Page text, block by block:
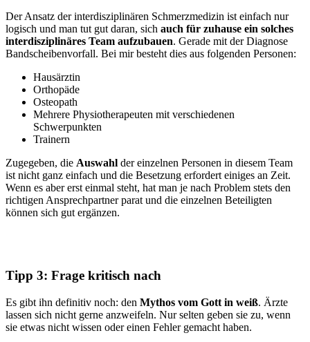
Der Ansatz der interdisziplinären Schmerzmedizin ist einfach nur
logisch und man tut gut daran, sich auch für zuhause ein solches
interdisziplinäres Team aufzubauen. Gerade mit der Diagnose
Bandscheibenvorfall. Bei mir besteht dies aus folgenden Personen:
Hausärztin
Orthopäde
Osteopath
Mehrere Physiotherapeuten mit verschiedenen
Schwerpunkten
Trainern
Zugegeben, die Auswahl der einzelnen Personen in diesem Team
ist nicht ganz einfach und die Besetzung erfordert einiges an Zeit.
Wenn es aber erst einmal steht, hat man je nach Problem stets den
richtigen Ansprechpartner parat und die einzelnen Beteiligten
können sich gut ergänzen.
Tipp 3: Frage kritisch nach
Es gibt ihn definitiv noch: den Mythos vom Gott in weiß. Ärzte
lassen sich nicht gerne anzweifeln. Nur selten geben sie zu, wenn
sie etwas nicht wissen oder einen Fehler gemacht haben.